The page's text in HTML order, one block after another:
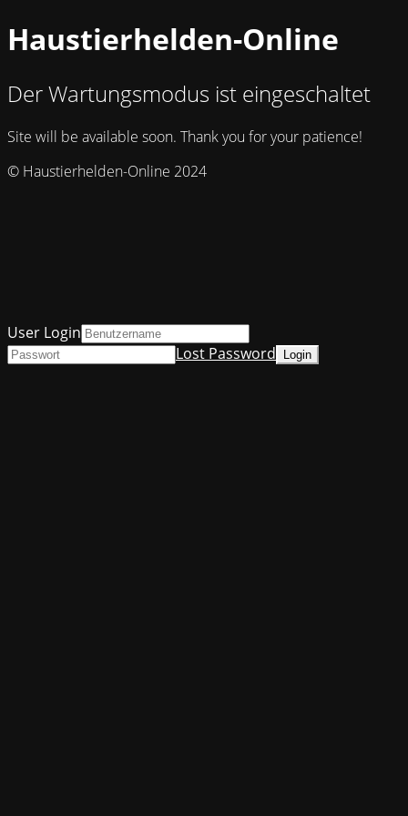
Haustierhelden-Online
Der Wartungsmodus ist eingeschaltet
Site will be available soon. Thank you for your patience!
© Haustierhelden-Online 2024
User Login
Lost Password